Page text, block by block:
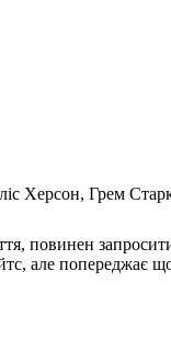
Херсон, Грем
повинен
але попереджає